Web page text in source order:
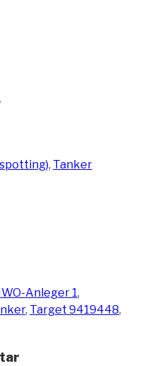
, Tanker
Anleger 1,
, Target 9419448,